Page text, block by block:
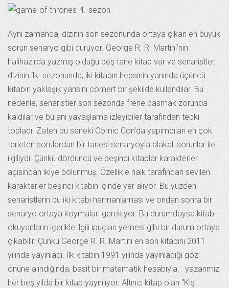
Aynı zamanda, dizinin son sezonunda ortaya çıkan en büyük
sorun senaryo gibi duruyor. George R. R. Martini’nin
halihazırda yazmış olduğu beş tane kitap var ve senaristler,
dizinin ilk sezonunda, iki kitabın hepsinin yanında üçüncü
kitabın yaklaşık yarısını cömert bir şekilde kullandılar. Bu
nedenle, senaristler son sezonda frene basmak zorunda
kaldılar ve bu ani yavaşlama izleyiciler tarafından tepki
topladı. Zaten bu seneki Comic Con’da yapımcıları en çok
terleten sorulardan bir tanesi senaryoyla alakalı sorunlar ile
ilgiliydi. Çünkü dördüncü ve beşinci kitaplar karakterler
açısından ikiye bölünmüş. Özellikle halk tarafından sevilen
karakterler beşinci kitabın içinde yer alıyor. Bu yüzden
senaristlerin bu iki kitabı harmanlaması ve ondan sonra bir
senaryo ortaya koymaları gerekiyor. Bu durumdaysa kitabı
okuyanların içerikle ilgili ipuçları yemesi gibi bir durum ortaya
çıkabilir. Çünkü George R. R. Martini en son kitabını 2011
yılında yayınladı. İlk kitabın 1991 yılında yayınladığı göz
önüne alındığında, basit bir matematik hesabıyla, yazarımız
her beş yılda bir kitap yayınlıyor. Altıncı kitap olan “Kış